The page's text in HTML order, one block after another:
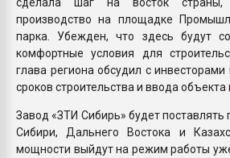
производство на площадке
парка. Убежден, что здесь будут
комфортные условия для
глава региона обсудил с
сроков строительства и ввода объекта
Завод «ЗТИ Сибирь» будет
Сибири, Дальнего Востока и
мощности выйдут на режим работы